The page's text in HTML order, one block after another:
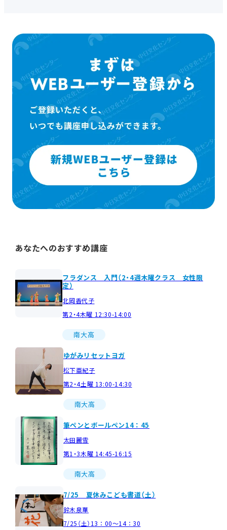
あなたへのおすすめ講座
フラダンス 入門（2・4週木曜クラス 女性限
定）
北岡香代子
第2・4木曜 12:30-14:00
南大高
ゆがみリセットヨガ
松下亜紀子
第2・4土曜 13:00-14:30
南大高
筆ペンとボールペン14：45
太田麗雪
第1・3木曜 14:45-16:15
南大高
7/25 夏休みこども書道（土）
鈴木泉華
7/25（土）13：00～14：30